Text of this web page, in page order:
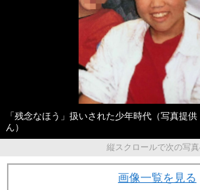
「残念なほう」扱いされた少年時代（写真提供
ん）
縦スクロールで次の写
画像一覧を見る